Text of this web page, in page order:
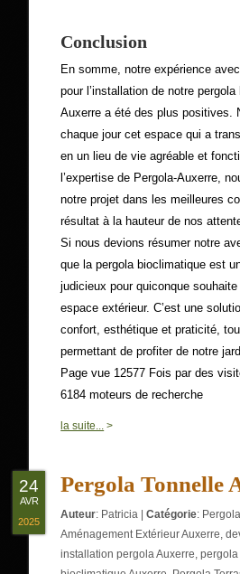
Conclusion
En somme, notre expérience
pour l’installation de notre
Auxerre a été des plus positives.
chaque jour cet espace qui a
en un lieu de vie agréable et
l’expertise de Pergola-Auxerre,
notre projet dans les meilleures
résultat à la hauteur de nos
Si nous devions résumer notre
que la pergola bioclimatique est
judicieux pour quiconque
espace extérieur. C’est une
confort, esthétique et praticité,
permettant de profiter de notre
Page vue 12577 Fois par des
6184 moteurs de recherche
la suite... >
Pergola Tonnelle
Auteur: Patricia |Catégorie:
Aménagement Extérieur Auxerre,
installation pergola Auxerre,pergola
24
AVR
2025